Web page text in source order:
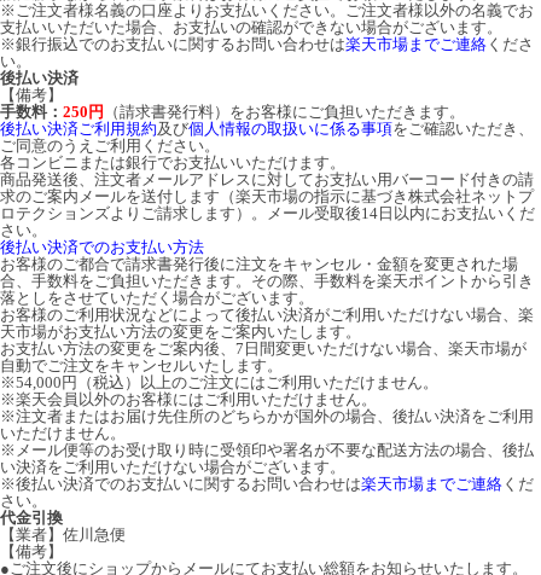
※ご注文者様名義の口座よりお支払いください。ご注文者様以外の名義でお
支払いいただいた場合、お支払いの確認ができない場合がございます。
※銀行振込でのお支払いに関するお問い合わせは楽天市場までご連絡 くださ
い。
後払い決済
【備考】
手数料： 250円
（請求書発行料）をお客様にご負担いただきます。
後払い決済ご利用規約及び個人情報の取扱いに係る事項をご確認いただき、
ご同意のうえご利用ください。
各コンビニまたは銀行でお支払いいただけます。
商品発送後、注文者メールアドレスに対してお支払い用バーコード付きの請
求のご案内メールを送付します（楽天市場の指示に基づき株式会社ネットプ
ロテクションズよりご請求します）。メール受取後14日以内にお支払いくだ
さい。
後払い決済でのお支払い方法
お客様のご都合で請求書発行後に注文をキャンセル・金額を変更された場
合、手数料をご負担いただきます。その際、手数料を楽天ポイントから引き
落としをさせていただく場合がございます。
お客様のご利用状況などによって後払い決済がご利用いただけない場合、楽
天市場がお支払い方法の変更をご案内いたします。
お支払い方法の変更をご案内後、7日間変更いただけない場合、楽天市場が
自動でご注文をキャンセルいたします。
※54,000円（税込）以上のご注文にはご利用いただけません。
※楽天会員以外のお客様にはご利用いただけません。
※注文者またはお届け先住所のどちらかが国外の場合、後払い決済をご利用
いただけません。
※メール便等のお受け取り時に受領印や署名が不要な配送方法の場合、後払
い決済をご利用いただけない場合がございます。
※後払い決済でのお支払いに関するお問い合わせは楽天市場までご連絡 くだ
さい。
代金引換
【業者】佐川急便
【備考】
●ご注文後にショップからメールにてお支払い総額をお知らせいたします。